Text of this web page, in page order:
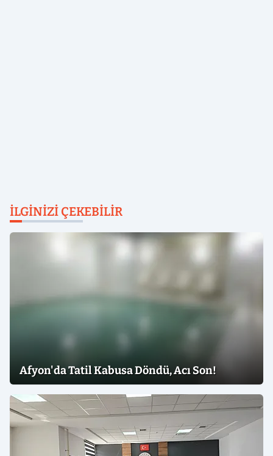
İLGINIZI ÇEKEBILIR
Afyon'da Tatil Kabusa Döndü, Acı Son!